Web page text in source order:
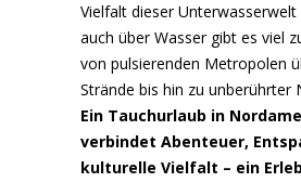
Vielfalt dieser Unterwasserwelt
auch über Wasser gibt es viel
von pulsierenden Metropolen
Strände bis hin zu unberührter
Ein Tauchurlaub in
verbindet Abenteuer,
kulturelle Vielfalt – ein